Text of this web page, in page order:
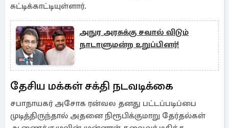
சுட்டிக்காட்டியுள்ளார்.
அநுர அரசுக்கு சவால் விடும்
நாடாளுமன்ற உறுப்பினர்!
தேசிய மக்கள் சக்தி நடவடிக்கை
சபாநாயகர் அசோக ரன்வல தனது பட்டப்படிப்பை
முடித்திருந்தால் அதனை நிரூபிக்குமாறு தேர்தல்கள்